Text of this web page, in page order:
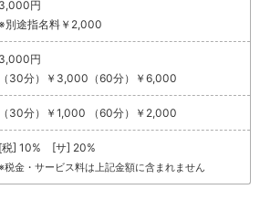
3,000円
別途指名料￥2,000
3,000円
（30分）￥3,000（60分）￥6,000
（30分）￥1,000 （60分）￥2,000
[税] 10% [サ] 20%
税金・サービス料は上記金額に含まれません